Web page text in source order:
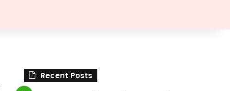
Recent Posts